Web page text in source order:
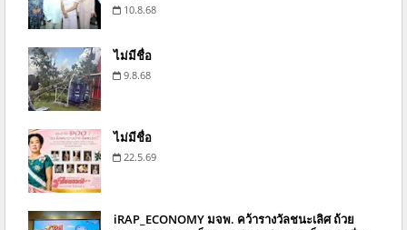
10.8.68
ไม่มีชื่อ
9.8.68
ไม่มีชื่อ
22.5.69
iRAP_ECONOMY มจพ. คว้ารางวัลชนะเลิศ ถ้วย